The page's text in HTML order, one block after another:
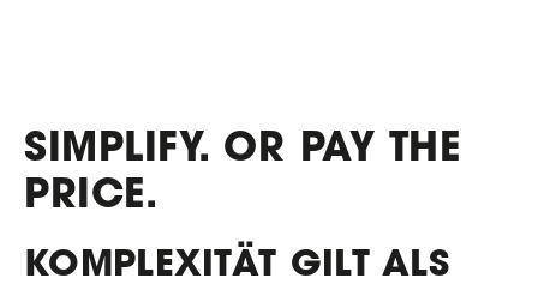
SIMPLIFY. OR PAY THE
PRICE.
KOMPLEXITÄT GILT ALS